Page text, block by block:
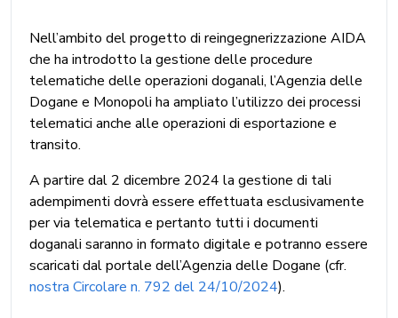
Nell’ambito del progetto di reingegnerizzazione AIDA
che ha introdotto la gestione delle procedure
telematiche delle operazioni doganali, l’Agenzia delle
Dogane e Monopoli ha ampliato l’utilizzo dei processi
telematici anche alle operazioni di esportazione e
transito.
A partire dal 2 dicembre 2024 la gestione di tali
adempimenti dovrà essere effettuata esclusivamente
per via telematica e pertanto tutti i documenti
doganali saranno in formato digitale e potranno essere
scaricati dal portale dell’Agenzia delle Dogane (cfr.
nostra Circolare n. 792 del 24/10/2024).